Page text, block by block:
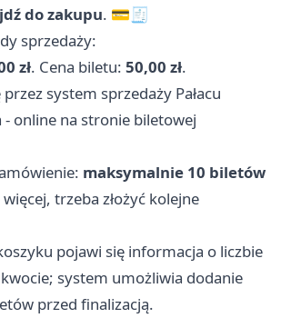
do zakupu. 💳🧾
sprzedaży:
zł. Cena biletu: 50,00 zł.
system sprzedaży Pałacu
- online na stronie biletowej
maksymalnie 10 biletów
trzeba złożyć kolejne
pojawi się informacja o liczbie
kwocie; system umożliwia dodanie
przed finalizacją.